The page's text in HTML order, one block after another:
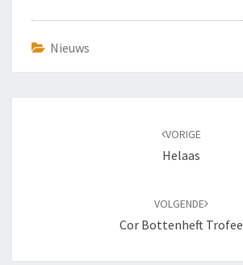
Nieuws
VORIGE
Helaas
VOLGENDE
Cor Bottenheft Trofee